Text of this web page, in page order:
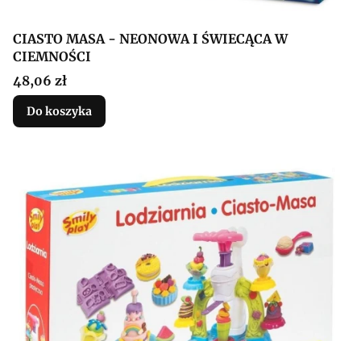
CIASTO MASA - NEONOWA I ŚWIECĄCA W
CIEMNOŚCI
Cena
48,06 zł
Do koszyka